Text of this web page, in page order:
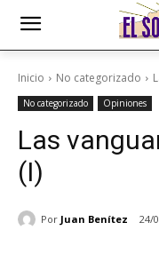
Inicio No categorizado
No categorizado Opiniones
Las
(I)
Por Juan Benítez 24/